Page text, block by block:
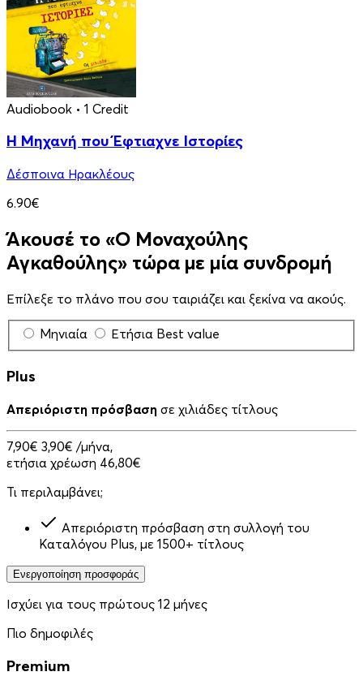
Audiobook • 1 Credit
Η Μηχανή που Έφτιαχνε Ιστορίες
Δέσποινα Ηρακλέους
6.90€
Άκουσέ το «Ο Μοναχούλης
Αγκαθούλης» τώρα με μία συνδρομή
Επίλεξε το πλάνο που σου ταιριάζει και ξεκίνα να ακούς.
Μηνιαία Ετήσια Best value
Plus
Απεριόριστη πρόσβαση σε χιλιάδες τίτλους
7,90€ 3,90€ /μήνα,
ετήσια χρέωση 46,80€
Τι περιλαμβάνει;
Απεριόριστη πρόσβαση στη συλλογή του
Καταλόγου Plus, με 1500+ τίτλους
Ενεργοποίηση προσφοράς
Ισχύει για τους πρώτους 12 μήνες
Πιο δημοφιλές
Premium